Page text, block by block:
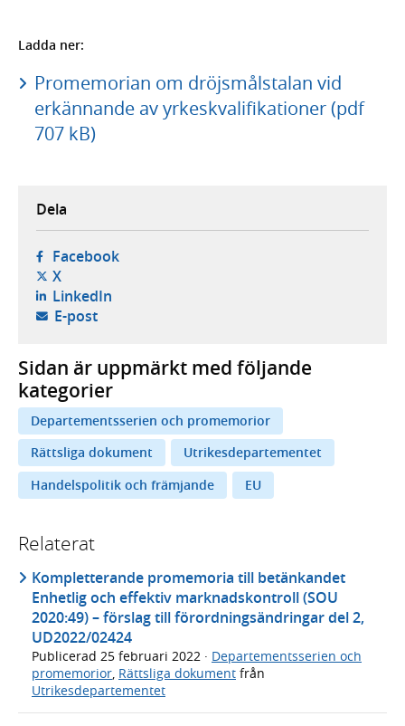
Ladda ner:
Promemorian om dröjsmålstalan vid
erkännande av yrkeskvalifikationer (pdf
707 kB)
Dela
Facebook- öppnas i ny flik, extern webbplats,
X- öppnas i ny flik, extern webbplats,
LinkedIn- öppnas i ny flik, extern webbplats,
E-post- öppnar din e-postklient,
Sidan är uppmärkt med följande
kategorier
Departementsserien och promemorior
Rättsliga dokument
Utrikesdepartementet
Handelspolitik och främjande
EU
Relaterat
Kompletterande promemoria till betänkandet
Enhetlig och effektiv marknadskontroll (SOU
2020:49) – förslag till förordningsändringar del 2,
UD2022/02424
Publicerad 25 februari 2022 · Departementsserien och
promemorior, Rättsliga dokument från
Utrikesdepartementet